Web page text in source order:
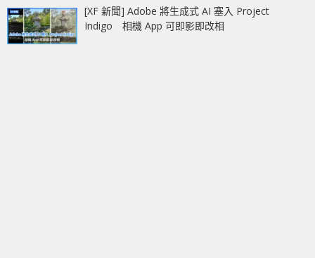
[XF 新聞] Adobe 將生成式 AI 塞入 Project
Indigo 相機 App 可即影即改相